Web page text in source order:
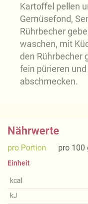
Kartoffel pellen
Gemüsefond,
Rührbecher
waschen, mit
den Rührbecher
fein pürieren
abschmecken.
Nährwerte
pro Portion pro 100
Einheit
kcal
kJ